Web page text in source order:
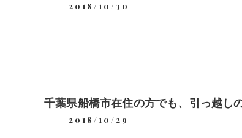
2018/10/30
千葉県船橋市在住の方でも、引っ越し
2018/10/29